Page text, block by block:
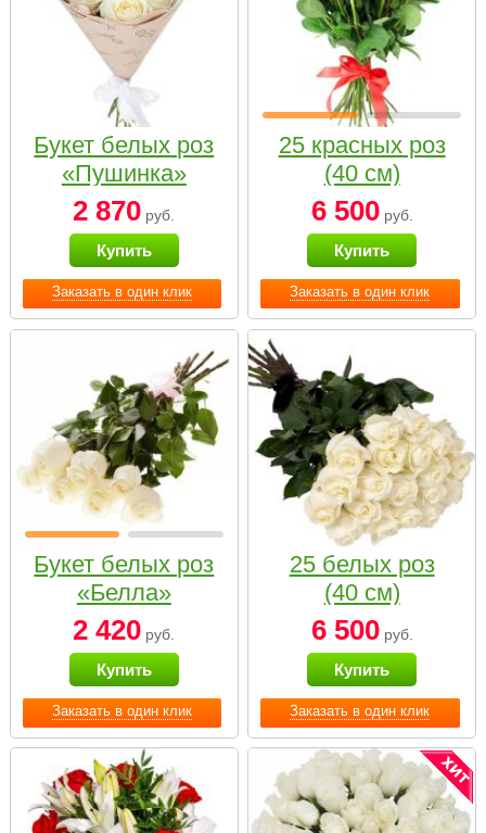
Заказать в один клик
Букет белых роз
«Пушинка»
2 870 руб.
Купить
Заказать в один клик
25 красных роз
(40 см)
6 500руб.
Купить
Заказать в один клик
Букет белых роз
«Белла»
2 420 руб.
Купить
Заказать в один клик
25 белых роз
(40 см)
6 500руб.
Купить